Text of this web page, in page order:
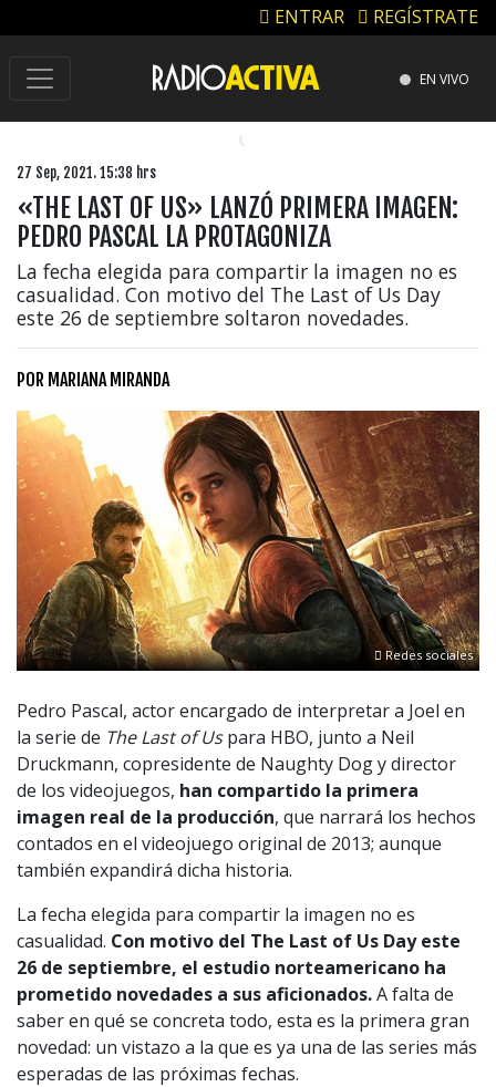
ENTRAR REGÍSTRATE
EN VIVO
27 Sep, 2021. 15:38 hrs
«THE LAST OF US» LANZÓ PRIMERA IMAGEN:
PEDRO PASCAL LA PROTAGONIZA
La fecha elegida para compartir la imagen no es
casualidad. Con motivo del The Last of Us Day
este 26 de septiembre soltaron novedades.
POR MARIANA MIRANDA
Redes sociales
Pedro Pascal, actor encargado de interpretar a Joel en
la serie de The Last of Uspara HBO, junto a Neil
Druckmann, copresidente de Naughty Dog y director
de los videojuegos, han compartido la primera
imagen real de la producción, que narrará los hechos
contados en el videojuego original de 2013; aunque
también expandirá dicha historia.
La fecha elegida para compartir la imagen no es
casualidad. Con motivo del The Last of Us Day este
26 de septiembre, el estudio norteamericano ha
prometido novedades a sus aficionados.A falta de
saber en qué se concreta todo, esta es la primera gran
novedad: un vistazo a la que es ya una de las series más
esperadas de las próximas fechas.